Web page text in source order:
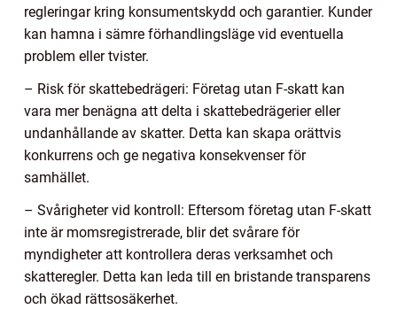
regleringar kring konsumentskydd och garantier. Kunder
kan hamna i sämre förhandlingsläge vid eventuella
problem eller tvister.
– Risk för skattebedrägeri: Företag utan F-skatt kan
vara mer benägna att delta i skattebedrägerier eller
undanhållande av skatter. Detta kan skapa orättvis
konkurrens och ge negativa konsekvenser för
samhället.
– Svårigheter vid kontroll: Eftersom företag utan F-skatt
inte är momsregistrerade, blir det svårare för
myndigheter att kontrollera deras verksamhet och
skatteregler. Detta kan leda till en bristande transparens
och ökad rättsosäkerhet.